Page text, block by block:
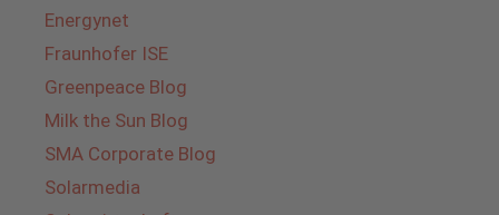
Energynet
Fraunhofer ISE
Greenpeace Blog
Milk the Sun Blog
SMA Corporate Blog
Solarmedia